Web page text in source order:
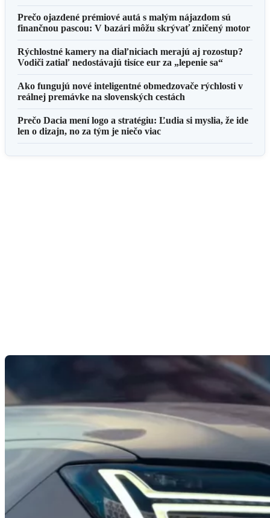
Prečo ojazdené prémiové autá s malým nájazdom sú
finančnou pascou: V bazári môžu skrývať zničený motor
Rýchlostné kamery na diaľniciach merajú aj rozostup?
Vodiči zatiaľ nedostávajú tisíce eur za „lepenie sa“
Ako fungujú nové inteligentné obmedzovače rýchlosti v
reálnej premávke na slovenských cestách
Prečo Dacia mení logo a stratégiu: Ľudia si myslia, že ide
len o dizajn, no za tým je niečo viac